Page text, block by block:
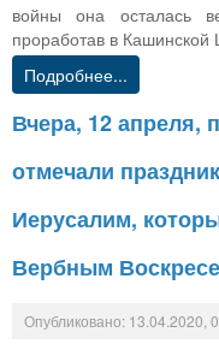
войны она осталась
проработав в
Подробнее...
Вчера, 12 апреля,
отмечали
Иерусалим,
Вербным
Опубликовано: 13.04.2020,